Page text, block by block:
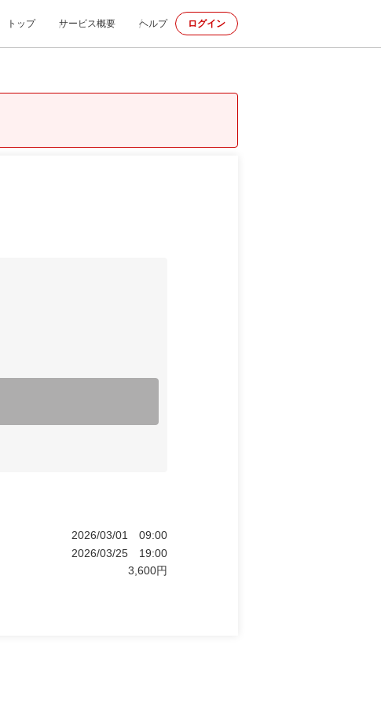
トップ サービス概要 ヘルプ ログイン
2026/03/01
09:00
2026/03/25
19:00
3,600円